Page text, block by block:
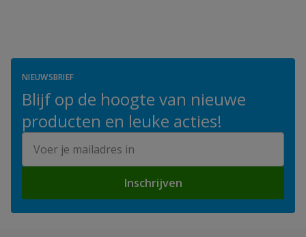
NIEUWSBRIEF
Blijf op de hoogte van nieuwe
producten en leuke acties!
Inschrijven